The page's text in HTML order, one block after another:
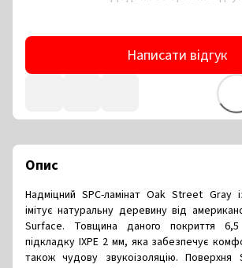
Написати відгук
Опис
Надміцний SPC-ламінат Oak Street
імітує натуральну деревину від
Surface. Товщина даного покриття
підкладку IXPE 2 мм, яка забезпечує
також чудову звукоізоляцію. Поверхня